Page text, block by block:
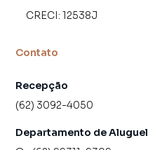
CRECI: 12538J
Contato
Recepção
(62) 3092-4050
Departamento de Aluguel